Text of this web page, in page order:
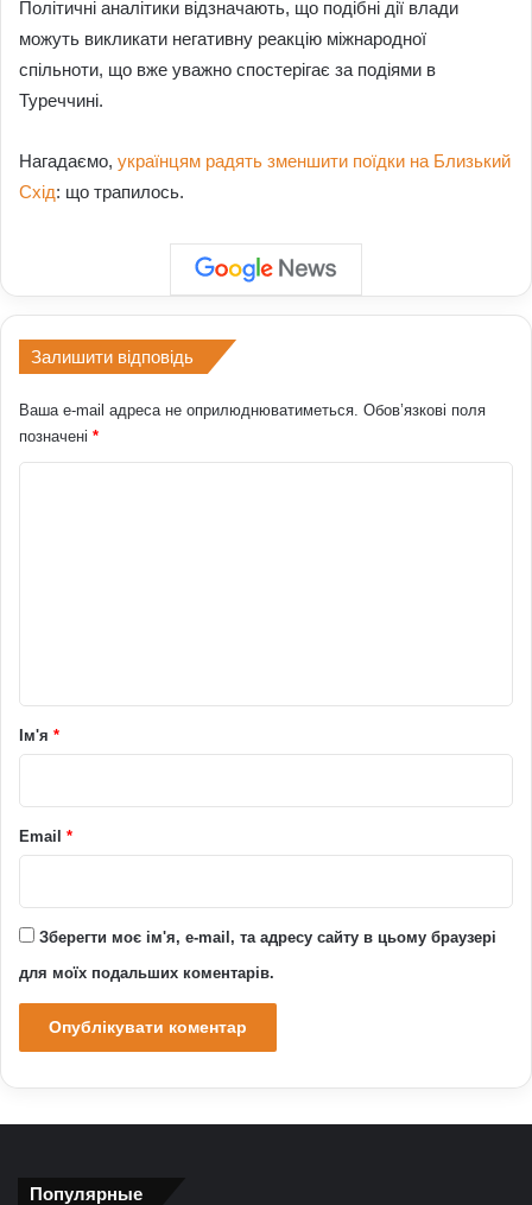
Політичні аналітики відзначають, що подібні дії влади
можуть викликати негативну реакцію міжнародної
спільноти, що вже уважно спостерігає за подіями в
Туреччині.
Нагадаємо, українцям радять зменшити поїдки на Близький
Схід: що трапилось.
Залишити відповідь
Ваша e-mail адреса не оприлюднюватиметься. Обов’язкові поля
позначені *
рІм'я *
Email *
Зберегти моє ім'я, e-mail, та адресу сайту в цьому браузері
для моїх подальших коментарів.
Популярные